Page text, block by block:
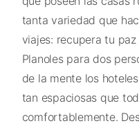
tanta variedad que
viajes: recupera tu
Planoles para dos
de la mente los
tan espaciosas que
comfortablemente.